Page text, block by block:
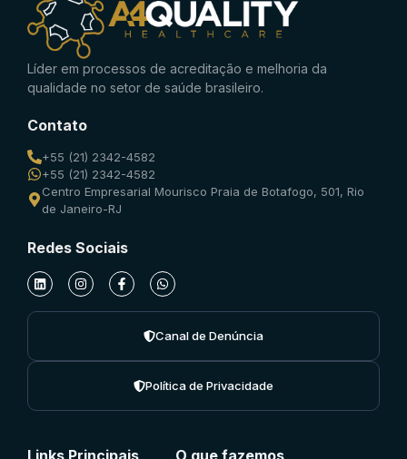
Líder em processos de acreditação e melhoria da
qualidade no setor de saúde brasileiro.
Contato
+55 (21) 2342-4582
+55 (21) 2342-4582
Centro Empresarial Mourisco Praia de Botafogo, 501, Rio
de Janeiro-RJ
Redes Sociais
Canal de Denúncia
Política de Privacidade